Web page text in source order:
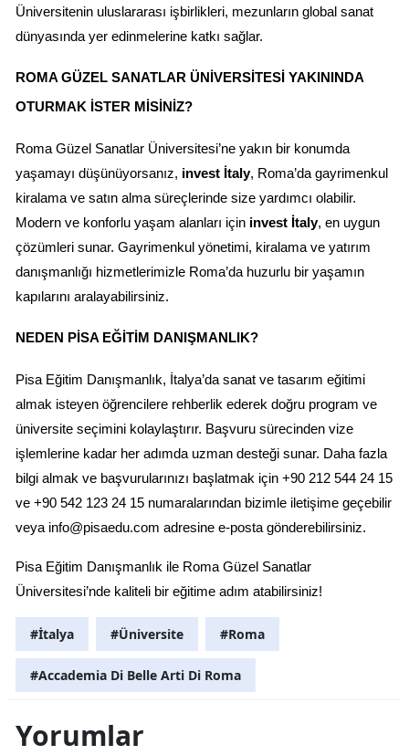
Üniversitenin uluslararası işbirlikleri, mezunların global sanat
dünyasında yer edinmelerine katkı sağlar.
ROMA GÜZEL SANATLAR ÜNIVERSITESI YAKININDA
OTURMAK İSTER MISINIZ?
Roma Güzel Sanatlar Üniversitesi’ne yakın bir konumda
yaşamayı düşünüyorsanız, invest İtaly, Roma’da gayrimenkul
kiralama ve satın alma süreçlerinde size yardımcı olabilir.
Modern ve konforlu yaşam alanları için invest İtaly, en uygun
çözümleri sunar. Gayrimenkul yönetimi, kiralama ve yatırım
danışmanlığı hizmetlerimizle Roma’da huzurlu bir yaşamın
kapılarını aralayabilirsiniz.
NEDEN PISA EĞITIM DANIŞMANLIK?
Pisa Eğitim Danışmanlık, İtalya’da sanat ve tasarım eğitimi
almak isteyen öğrencilere rehberlik ederek doğru program ve
üniversite seçimini kolaylaştırır. Başvuru sürecinden vize
işlemlerine kadar her adımda uzman desteği sunar. Daha fazla
bilgi almak ve başvurularınızı başlatmak için +90 212 544 24 15
ve +90 542 123 24 15 numaralarından bizimle iletişime geçebilir
veya info@pisaedu.com adresine e-posta gönderebilirsiniz.
Pisa Eğitim Danışmanlık ile Roma Güzel Sanatlar
Üniversitesi’nde kaliteli bir eğitime adım atabilirsiniz!
#İtalya #Üniversite #Roma
#Accademia Di Belle Arti Di Roma
Yorumlar